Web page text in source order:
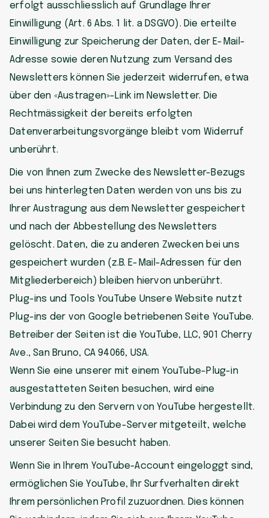
erfolgt ausschliesslich auf Grundlage Ihrer
Einwilligung (Art. 6 Abs. 1 lit. a DSGVO). Die erteilte
Einwilligung zur Speicherung der Daten, der E-Mail-
Adresse sowie deren Nutzung zum Versand des
Newsletters können Sie jederzeit widerrufen, etwa
über den «Austragen»-Link im Newsletter. Die
Rechtmässigkeit der bereits erfolgten
Datenverarbeitungsvorgänge bleibt vom Widerruf
unberührt.
Die von Ihnen zum Zwecke des Newsletter-Bezugs
bei uns hinterlegten Daten werden von uns bis zu
Ihrer Austragung aus dem Newsletter gespeichert
und nach der Abbestellung des Newsletters
gelöscht. Daten, die zu anderen Zwecken bei uns
gespeichert wurden (z.B. E-Mail-Adressen für den
Mitgliederbereich) bleiben hiervon unberührt.
Plug-ins und Tools YouTube Unsere Website nutzt
Plug-ins der von Google betriebenen Seite YouTube.
Betreiber der Seiten ist die YouTube, LLC, 901 Cherry
Ave., San Bruno, CA 94066, USA.
Wenn Sie eine unserer mit einem YouTube-Plug-in
ausgestatteten Seiten besuchen, wird eine
Verbindung zu den Servern von YouTube hergestellt.
Dabei wird dem YouTube-Server mitgeteilt, welche
unserer Seiten Sie besucht haben.
Wenn Sie in Ihrem YouTube-Account eingeloggt sind,
ermöglichen Sie YouTube, Ihr Surfverhalten direkt
Ihrem persönlichen Profil zuzuordnen. Dies können